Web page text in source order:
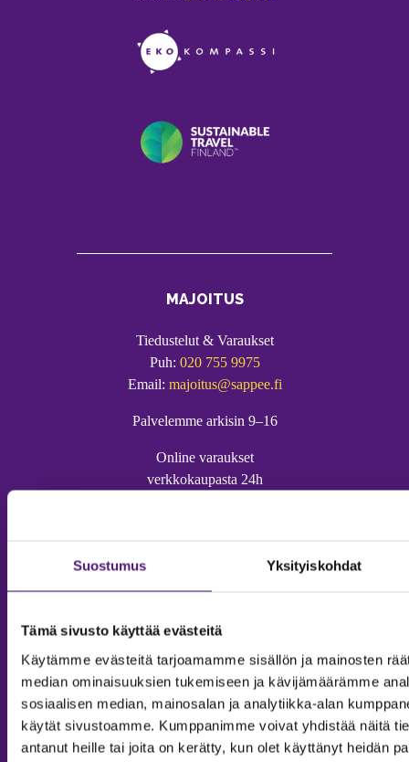
Suostumus Yksityiskohdat
Tämä sivusto käyttää evästeitä
Käytämme evästeitä tarjoamamme sisällön ja mainosten
median ominaisuuksien tukemiseen ja kävijämäärämme
sosiaalisen median, mainosalan ja analytiikka-alan
käytät sivustoamme. Kumppanimme voivat yhdistää näitä
antanut heille tai joita on kerätty, kun olet käyttänyt heidän
MAJOITUS
Tiedustelut & Varaukset
Puh: 020 755 9975
Email: majoitus@sappee.fi
Palvelemme arkisin 9–16
Online varaukset
verkkokaupasta 24h
Ympäristöohjelma
Avoimet työpaikat
Anna palautetta
Tietosuojaseloste
Evästeasetukset